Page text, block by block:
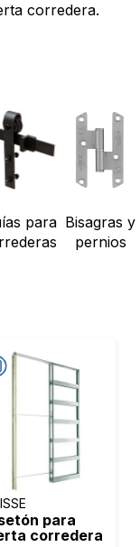
corredera.
para Bisagras y
pernios
para
corredera